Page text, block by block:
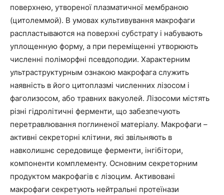
поверхнею, утвореної плазматичної мембраною
(цитолеммой). В умовах культивування макрофаги
распластываются на поверхні субстрату і набувають
уплощенную форму, а при переміщенні утворюють
численні поліморфні псевдоподии. Характерним
ультраструктурным ознакою макрофага служить
наявність в його цитоплазмі численних лізосом і
фаголизосом, або травних вакуолей. Лізосоми містять
різні гідролітичні ферменти, що забезпечують
перетравлювання поглиненої матеріалу. Макрофаги –
активні секреторні клітини, які звільняють в
навколишнє середовище ферменти, інгібітори,
компоненти комплементу. Основним секреторним
продуктом макрофагів є лізоцим. Активовані
макрофаги секретують нейтральні протеїнази